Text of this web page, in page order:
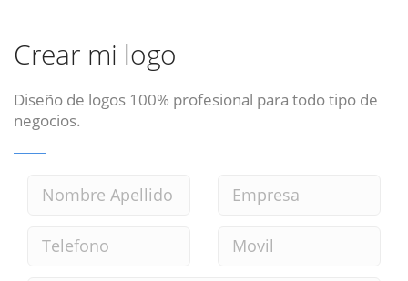
Crear mi logo
Diseño de logos 100% profesional para todo tipo de
negocios.